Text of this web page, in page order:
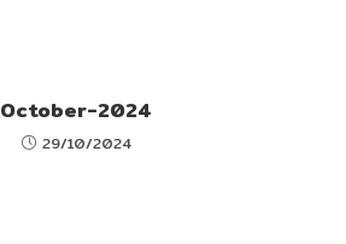
October-2024
29/10/2024